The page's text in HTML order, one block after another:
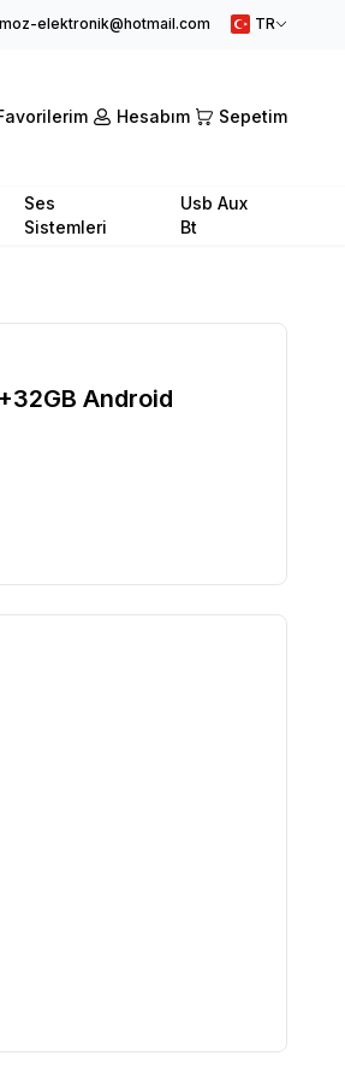
elektronik@hotmail.com TR
Hesabım Sepetim
Ses
Sistemleri
Usb Aux
Bt
Android